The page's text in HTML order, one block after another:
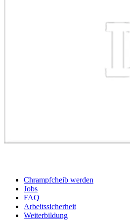
Chrampfcheib werden
Jobs
FAQ
Arbeitssicherheit
Weiterbildung